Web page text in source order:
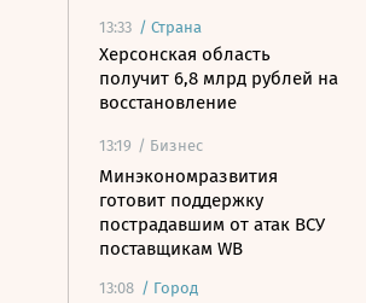
13:33 / Страна
Херсонская область
получит 6,8 млрд рублей на
восстановление
13:19 / Бизнес
Минэкономразвития
готовит поддержку
пострадавшим от атак ВСУ
поставщикам WB
13:08 / Город